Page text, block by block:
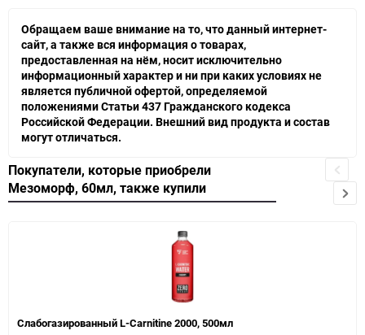
Обращаем ваше внимание на то, что данный интернет-
сайт, а также вся информация о товарах,
предоставленная на нём, носит исключительно
информационный характер и ни при каких условиях не
является публичной офертой, определяемой
положениями Статьи 437 Гражданского кодекса
Российской Федерации. Внешний вид продукта и состав
могут отличаться.
Покупатели, которые приобрели
Мезоморф, 60мл, также купили
Слабогазированный L-Carnitine 2000, 500мл